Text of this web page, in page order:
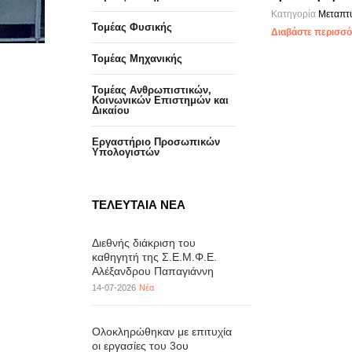
Κατηγορία
Διαβάστε
Τομέας Φυσικής
Τομέας Μηχανικής
Τομέας Ανθρωπιστικών,
Κοινωνικών Επιστημών και
Δικαίου
Eργαστήριo Προσωπικών
Υπολογιστών
ΤΕΛΕΥΤΑΙΑ ΝΕΑ
Διεθνής διάκριση του
καθηγητή της Σ.Ε.Μ.Φ.Ε.
Αλέξανδρου Παπαγιάννη
14-07-2026 Νέα
Ολοκληρώθηκαν με επιτυχία
οι εργασίες του 3ου